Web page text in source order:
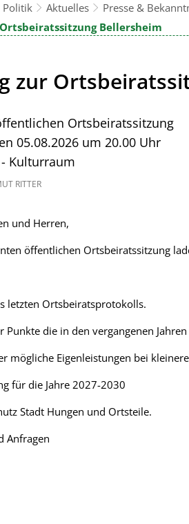
Politik Aktuelles Presse &
Bellersheim
zur
Ortsbeiratssitzung
05.08.2026 um 20.00 Uhr
Kulturraum
RITTER
und Herren,
öffentlichen Ortsbeiratssitzung
letzten Ortsbeiratsprotokolls.
Punkte die in den vergangenen
mögliche Eigenleistungen bei
für die Jahre 2027-2030
Stadt Hungen und Ortsteile.
Anfragen